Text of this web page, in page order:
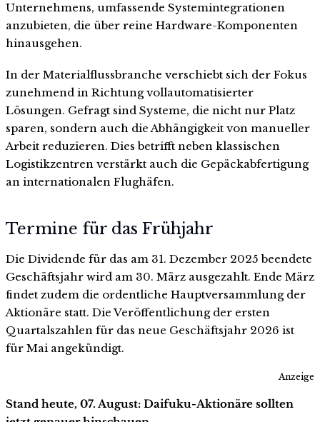
Unternehmens, umfassende Systemintegrationen
anzubieten, die über reine Hardware-Komponenten
hinausgehen.
In der Materialflussbranche verschiebt sich der Fokus
zunehmend in Richtung vollautomatisierter
Lösungen. Gefragt sind Systeme, die nicht nur Platz
sparen, sondern auch die Abhängigkeit von manueller
Arbeit reduzieren. Dies betrifft neben klassischen
Logistikzentren verstärkt auch die Gepäckabfertigung
an internationalen Flughäfen.
Termine für das Frühjahr
Die Dividende für das am 31. Dezember 2025 beendete
Geschäftsjahr wird am 30. März ausgezahlt. Ende März
findet zudem die ordentliche Hauptversammlung der
Aktionäre statt. Die Veröffentlichung der ersten
Quartalszahlen für das neue Geschäftsjahr 2026 ist
für Mai angekündigt.
Anzeige
Stand heute, 07. August: Daifuku-Aktionäre sollten